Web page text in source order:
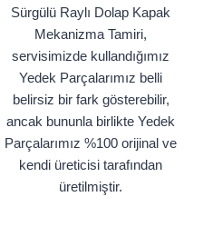
Sürgülü Raylı Dolap Kapak
Mekanizma Tamiri,
servisimizde kullandığımız
Yedek Parçalarımız belli
belirsiz bir fark gösterebilir,
ancak bununla birlikte Yedek
Parçalarımız %100 orijinal ve
kendi üreticisi tarafından
üretilmiştir.